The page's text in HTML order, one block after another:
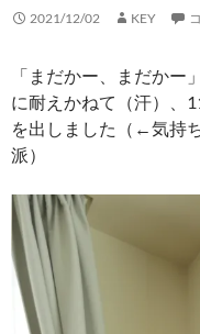
プ 2021/12/02 KEY
「まだかー、まだかー
に耐えかねて（汗）、
を出しました（←気持
派）